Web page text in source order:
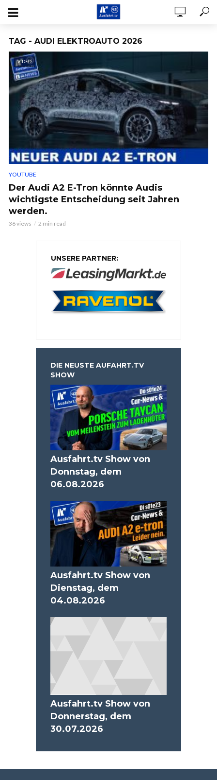
TAG - AUDI ELEKTROAUTO 2026
VIDEO
YOUTUBE
Der Audi A2 E-Tron könnte Audis
wichtigste Entscheidung seit Jahren
werden.
36 views 2 min read
UNSERE PARTNER:
DIE NEUSTE AUFAHRT.TV
SHOW
Ausfahrt.tv Show von
Donnstag, dem
06.08.2026
Ausfahrt.tv Show von
Dienstag, dem
04.08.2026
Ausfahrt.tv Show von
Donnerstag, dem
30.07.2026